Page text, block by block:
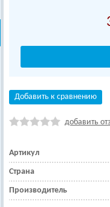
Добавить к сравнению
добавить
Артикул
Страна
Производитель